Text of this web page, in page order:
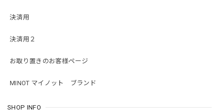
決済用
決済用２
お取り置きのお客様ページ
MINOT マイノット ブランド
SHOP INFO